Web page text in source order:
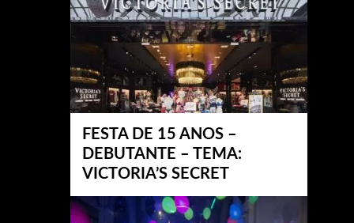
FESTA DE 15 ANOS –
DEBUTANTE – TEMA:
VICTORIA’S SECRET